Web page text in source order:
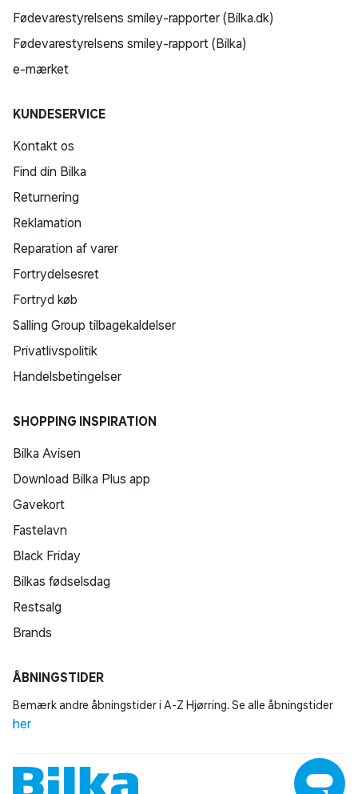
Fødevarestyrelsens smiley-rapporter (Bilka.dk)
Fødevarestyrelsens smiley-rapport (Bilka)
e-mærket
KUNDESERVICE
Kontakt os
Find din Bilka
Returnering
Reklamation
Reparation af varer
Fortrydelsesret
Fortryd køb
Salling Group tilbagekaldelser
Privatlivspolitik
Handelsbetingelser
SHOPPING INSPIRATION
Bilka Avisen
Download Bilka Plus app
Gavekort
Fastelavn
Black Friday
Bilkas fødselsdag
Restsalg
Brands
ÅBNINGSTIDER
Bemærk andre åbningstider i A-Z Hjørring. Se alle åbningstider
her